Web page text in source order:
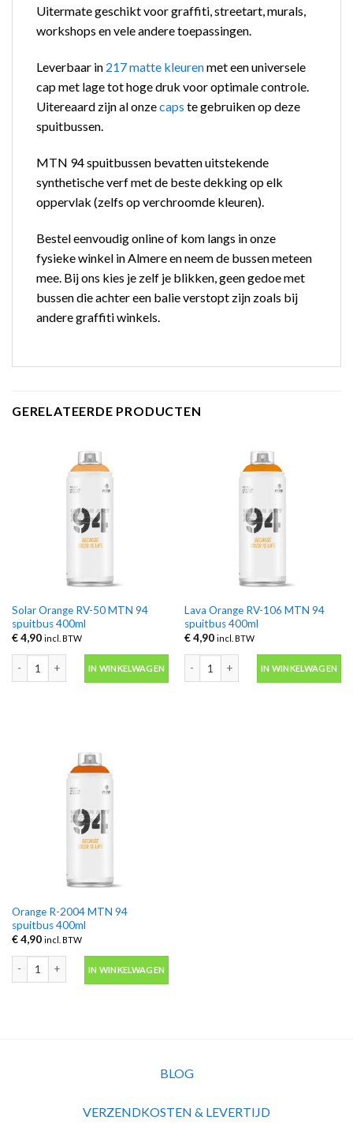
Uitermate geschikt voor graffiti, streetart, murals,
workshops en vele andere toepassingen.
Leverbaar in 217 matte kleurenmet een universele
cap met lage tot hoge druk voor optimale controle.
Uitereaard zijn al onzecaps te gebruiken op deze
spuitbussen.
MTN 94 spuitbussen bevatten uitstekende
synthetische verf met de beste dekking op elk
oppervlak (zelfs op verchroomde kleuren).
Bestel eenvoudig online of kom langs in onze
fysieke winkel in Almere en neem de bussen meteen
mee. Bij ons kies je zelf je blikken, geen gedoe met
bussen die achter een balie verstopt zijn zoals bij
andere graffiti winkels.
GERELATEERDE PRODUCTEN
Solar Orange RV-50 MTN 94
spuitbus 400ml
€4,90 incl. BTW
IN WINKELWAGEN
Lava Orange RV-106 MTN 94
spuitbus 400ml
€4,90 incl. BTW
IN WINKELWAGEN
Orange R-2004 MTN 94
spuitbus 400ml
€4,90 incl. BTW
IN WINKELWAGEN
BLOG
VERZENDKOSTEN & LEVERTIJD